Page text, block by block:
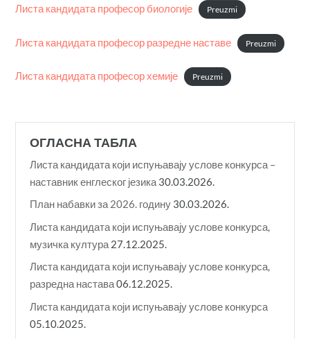
Листа кандидата професор биологије Preuzmi
Листа кандидата професор разредне наставе Preuzmi
Листа кандидата професор хемије Preuzmi
ОГЛАСНА ТАБЛА
Листа кандидата који испуњавају услове конкурса –
наставник енглеског језика 30.03.2026.
План набавки за 2026. годину 30.03.2026.
Листа кандидата који испуњавају услове конкурса,
музичка култура 27.12.2025.
Листа кандидата који испуњавају услове конкурса,
разредна настава06.12.2025.
Листа кандидата који испуњавају услове конкурса
05.10.2025.